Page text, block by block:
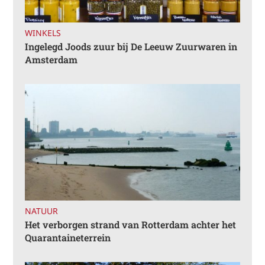
WINKELS
Ingelegd Joods zuur bij De Leeuw Zuurwaren in
Amsterdam
NATUUR
Het verborgen strand van Rotterdam achter het
Quarantaineterrein